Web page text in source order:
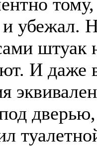
убежал.
штуак
И даже